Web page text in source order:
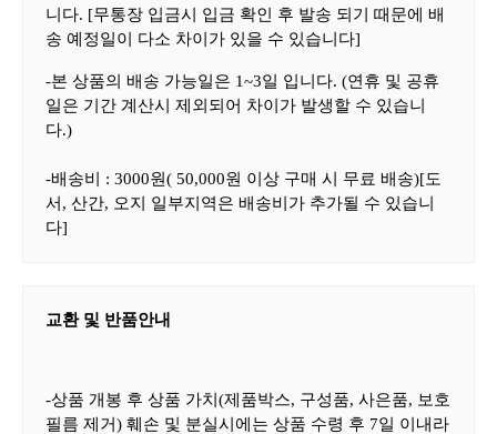
니다. [무통장 입금시 입금 확인 후 발송 되기 때문에 배
송 예정일이 다소 차이가 있을 수 있습니다]
-본 상품의 배송 가능일은 1~3일 입니다. (연휴 및 공휴
일은 기간 계산시 제외되어 차이가 발생할 수 있습니
다.)
-배송비 : 3000원( 50,000원 이상 구매 시 무료 배송)[도
서 , 산간, 오지 일부지역은 배송비가 추가될 수 있습니
다]
교환 및 반품안내
-상품 개봉 후 상품 가치 (제품박스, 구성품, 사은품, 보호
필름 제거) 훼손 및 분실시에는 상품 수령 후 7일 이내라